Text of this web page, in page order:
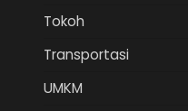
Tokoh
Transportasi
UMKM